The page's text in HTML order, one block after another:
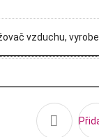
vzduchu,
